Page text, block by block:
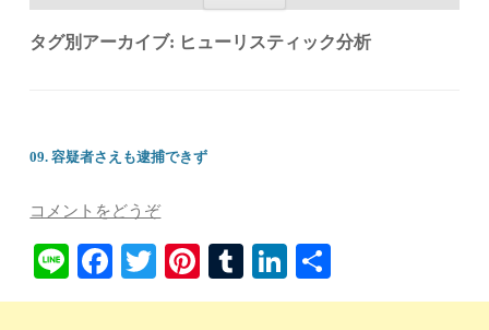
タグ別アーカイブ: ヒューリスティック分析
09. 容疑者さえも逮捕できず
コメントをどうぞ
Li
ne
Fa
ce
T
wi
Pi
nt
T
u
Li
nk 有